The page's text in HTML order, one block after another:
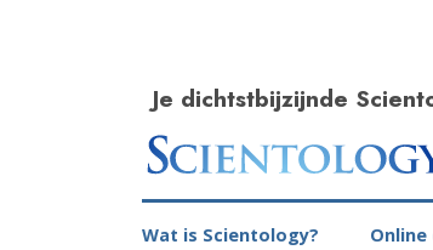
Je dichtstbijzijnde
Wat is Scientology? Online